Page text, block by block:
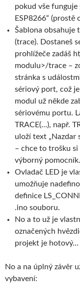
pokud vše funguje
ESP8266“ (prostě
Šablona obsahuje
(trace). Dostaneš
prohlížeče zadáš
modulu>/trace –
stránka s
sériový port, což
modul už někde
sériovému portu.
TRACE(…), např.
uloží text „Nazdar
– chce to trošku
výborný pomocník.
Ovladač LED je
umožňuje
definice
.ino souboru.
No a to už je
označených
projekt je hotový…
No a na úplný závěr
vybavení: